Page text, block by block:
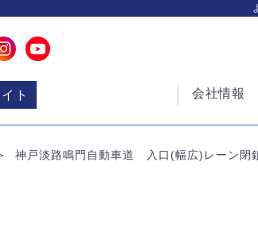
ト 会社情報
神戸淡路鳴門自動車道 入口(幅広)レーン閉